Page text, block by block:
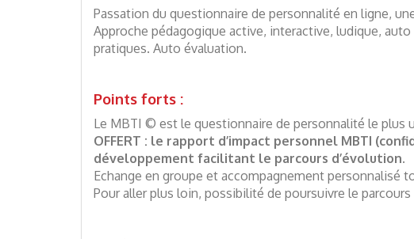
Passation du questionnaire de personnalité en ligne,
Approche pédagogique active, interactive, ludique,
pratiques. Auto évaluation.
Points forts :
Le MBTI © est le questionnaire de personnalité le plus
OFFERT : le rapport d’impact personnel MBTI
développement facilitant le parcours d’évolution.
Echange en groupe et accompagnement personnalisé
Pour aller plus loin, possibilité de poursuivre le